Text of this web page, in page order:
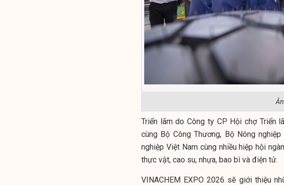
Triển lãm do Công ty CP Hội chợ Triển
cùng Bộ Công Thương, Bộ Nông
nghiệp Việt Nam cùng nhiều hiệp hội
thực vật, cao su, nhựa, bao bì và điện tử.
VINACHEM EXPO 2026 sẽ giới thiệu